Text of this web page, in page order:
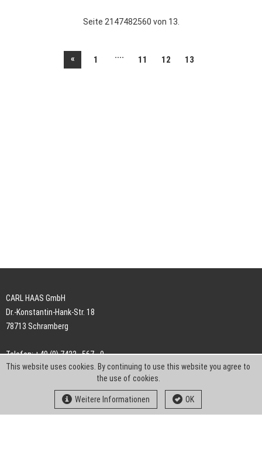
Seite 2147482560 von 13.
« 1 .... 11 12 13
CARL HAAS GmbH
Dr.-Konstantin-Hank-Str. 18
78713 Schramberg
Telefon: +49 (0) 7422 . 567 - 0
Telefax: +49 (0) 7422 . 567 - 239
info-ch@kern-liebers.com
This website uses cookies. By continuing to use this website you agree to
the use of cookies.
Weitere Informationen OK